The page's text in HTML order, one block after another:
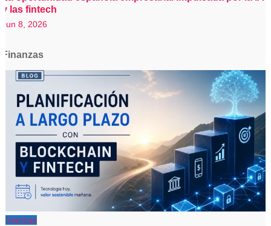
y las fintech
Jun 8, 2026
Finanzas
Finanzas